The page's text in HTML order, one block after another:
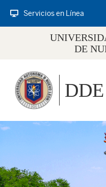
Servicios en Línea
DE
DDE